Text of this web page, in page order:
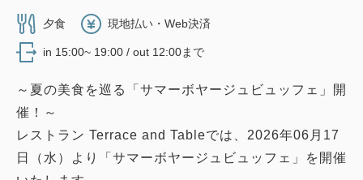
夕食 現地払い・Web決済
in 15:00~ 19:00 / out 12:00まで
～夏の美食を巡る「サマーボヤージュビュッフェ」開
催！～
レストラン Terrace and Tableでは、2026年06月17
日（水）より「サマーボヤージュビュッフェ」を開催